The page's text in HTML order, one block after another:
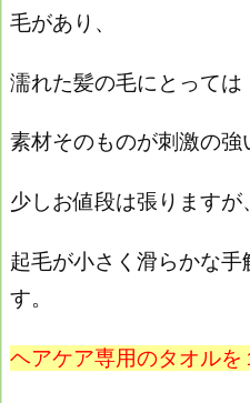
毛があり、
濡れた髪の毛にとっては
素材そのものが刺激の強
少しお値段は張りますが、
起毛が小さく滑らかな手
す。
ヘアケア専用のタオルを